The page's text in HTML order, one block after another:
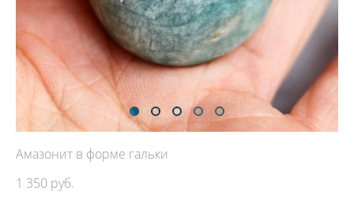
Амазонит в форме гальки
1 350 pуб.